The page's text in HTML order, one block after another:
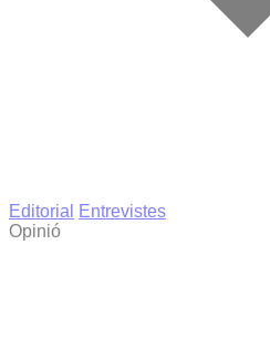
Editorial
Entrevistes
Opinió